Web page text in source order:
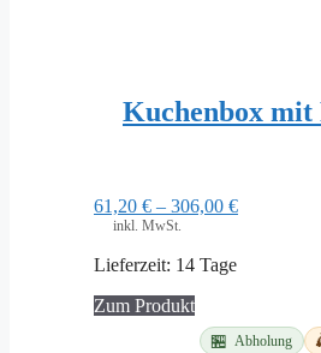
Kuchenbox mit
61,20 € – 306,00 €
inkl. MwSt.
Lieferzeit: 14 Tage
Zum ProduktDieses
Produkt
weist
🏪 Abholung